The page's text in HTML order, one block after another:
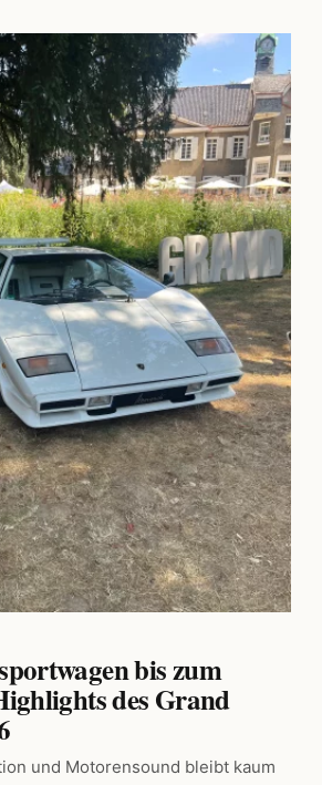
bis zum
des Grand
und Motorensound bleibt kaum